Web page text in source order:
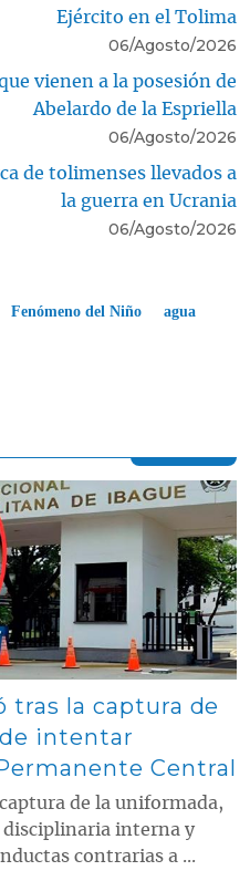
Ejército en el Tolima
06/Agosto/2026
vienen a la posesión de
Abelardo de la Espriella
06/Agosto/2026
de tolimenses llevados a
la guerra en Ucrania
06/Agosto/2026
Fenómeno del Niño
agua
tras la captura de
intentar
Central
de la uniformada,
interna y
contrarias a ...